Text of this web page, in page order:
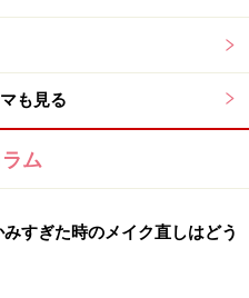
乾いたら、ワックスをつけ
クモンヒロノリ）
似合うヘアスタイルであか
も見る
ム
すぎた時のメイク直しはどう